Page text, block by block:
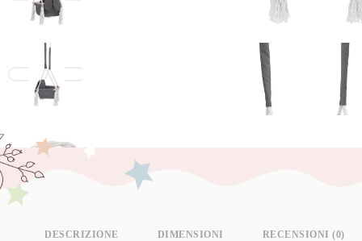
DESCRIZIONE DIMENSIONI RECENSIONI (0)